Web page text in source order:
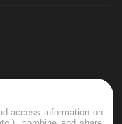
access information on